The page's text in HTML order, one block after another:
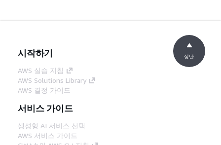
시작하기
AWS 실습 지침
AWS Solutions Library
AWS 결정 가이드
서비스 가이드
생성형 AI 서비스 선택
AWS 서비스 가이드
상단